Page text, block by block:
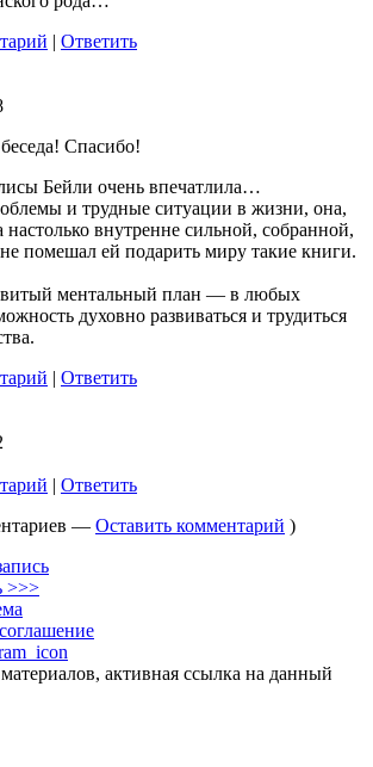
| Ответить
Спасибо!
Бейли очень впечатлила…
и трудные ситуации в жизни, она,
внутренне сильной, собранной,
помешал ей подарить миру такие книги.
ментальный план — в любых
духовно развиваться и трудиться
| Ответить
| Ответить
— Оставить комментарий )
>>>
активная ссылка на данный